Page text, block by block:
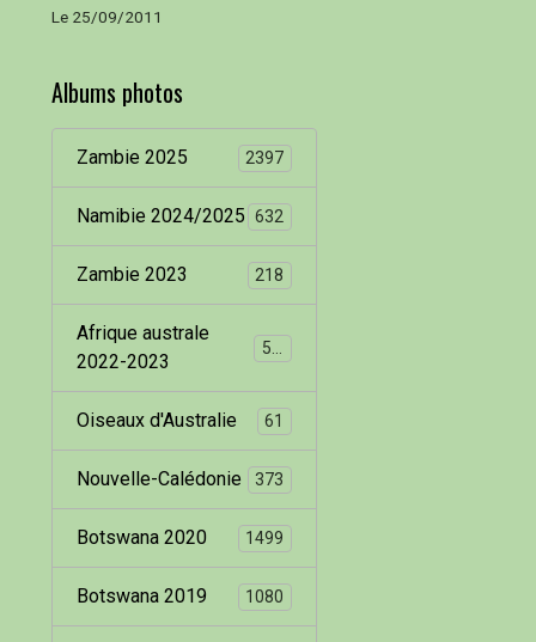
Le 25/09/2011
Albums photos
Zambie 2025 2397
Namibie 2024/2025 632
Zambie 2023 218
Afrique australe
2022-2023
Oiseaux d'Australie 61
Nouvelle-Calédonie 373
Botswana 2020 1499
Botswana 2019 1080